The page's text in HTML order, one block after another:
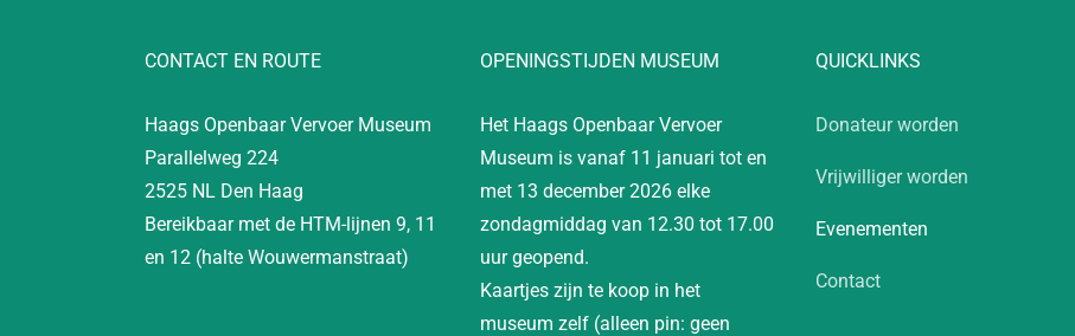
CONTACT EN ROUTE
Haags Openbaar Vervoer Museum
Parallelweg 224
2525 NL Den Haag
Bereikbaar met de HTM-lijnen 9, 11
en 12 (halte Wouwermanstraat)
OPENINGSTIJDEN MUSEUM
Het Haags Openbaar Vervoer
Museum is vanaf 11 januari tot en
met 13 december 2026 elke
zondagmiddag van 12.30 tot 17.00
uur geopend.
Kaartjes zijn te koop in het
museum zelf (alleen pin: geen
QUICKLINKS
Donateur worden
Vrijwilliger worden
Evenementen
Contact